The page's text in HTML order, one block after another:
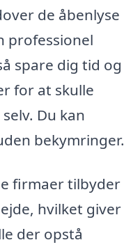
de åbenlyse
professionel
spare dig tid og
for at skulle
Du kan
bekymringer.
firmaer tilbyder
hvilket giver
der opstå